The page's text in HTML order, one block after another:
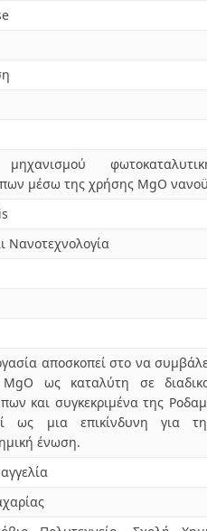
μηχανισμού
μέσω της χρήσης MgO
Νανοτεχνολογία
αποσκοπεί στο να
ως καταλύτη σε
και συγκεκριμένα της
ως μια επικίνδυνη για
ένωση.